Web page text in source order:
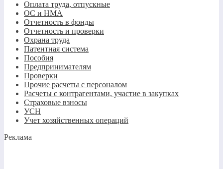
Оплата труда, отпускные
ОС и НМА
Отчетность в фонды
Отчетность и проверки
Охрана труда
Патентная система
Пособия
Предпринимателям
Проверки
Прочие расчеты с персоналом
Расчеты с контрагентами, участие в закупках
Страховые взносы
УСН
Учет хозяйственных операций
Реклама